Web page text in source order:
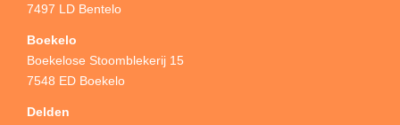
7497 LD Bentelo
Boekelo
Boekelose Stoomblekerij 15
7548 ED Boekelo
Delden